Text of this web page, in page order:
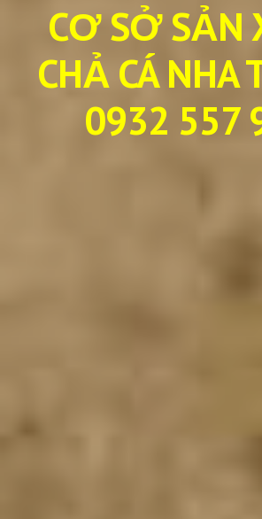
CƠ SỞ SẢN
CHẢ CÁ NHA
0932 557